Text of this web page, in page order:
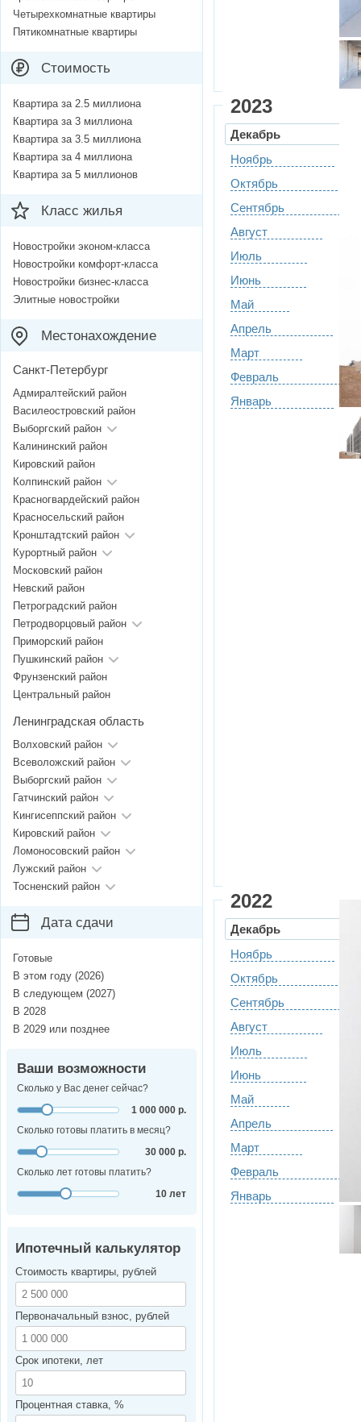
2023
Декабрь
Ноябрь
Октябрь
Сентябрь
Август
Июль
Июнь
Май
Апрель
Март
Февраль
Январь
2022
Декабрь
Ноябрь
Октябрь
Сентябрь
Август
Июль
Июнь
Май
Апрель
Март
Февраль
Январь
Четырехкомнатные квартиры
Пятикомнатные квартиры
Стоимость
Квартира за 2.5 миллиона
Квартира за 3 миллиона
Квартира за 3.5 миллиона
Квартира за 4 миллиона
Квартира за 5 миллионов
Класс жилья
Новостройки эконом-класса
Новостройки комфорт-класса
Новостройки бизнес-класса
Элитные новостройки
Местонахождение
Санкт-Петербург
Адмиралтейский район
Василеостровский район
Выборгский район
Калининский район
Кировский район
Колпинский район
Красногвардейский район
Красносельский район
Кронштадтский район
Курортный район
Московский район
Невский район
Петроградский район
Петродворцовый район
Приморский район
Пушкинский район
Фрунзенский район
Центральный район
Ленинградская область
Волховский район
Всеволожский район
Выборгский район
Гатчинский район
Кингисеппский район
Кировский район
Ломоносовский район
Лужский район
Тосненский район
Дата сдачи
Готовые
В этом году (2026)
В следующем (2027)
В 2028
В 2029 или позднее
Ваши возможности
Сколько у Вас денег сейчас?
1 000 000 р.
Сколько готовы платить в месяц?
30 000 р.
Сколько лет готовы платить?
10 лет
Ипотечный калькулятор
Стоимость квартиры, рублей
Первоначальный взнос, рублей
Срок ипотеки, лет
Процентная ставка, %